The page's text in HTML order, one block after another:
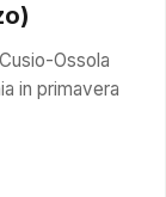
Ossola
in primavera